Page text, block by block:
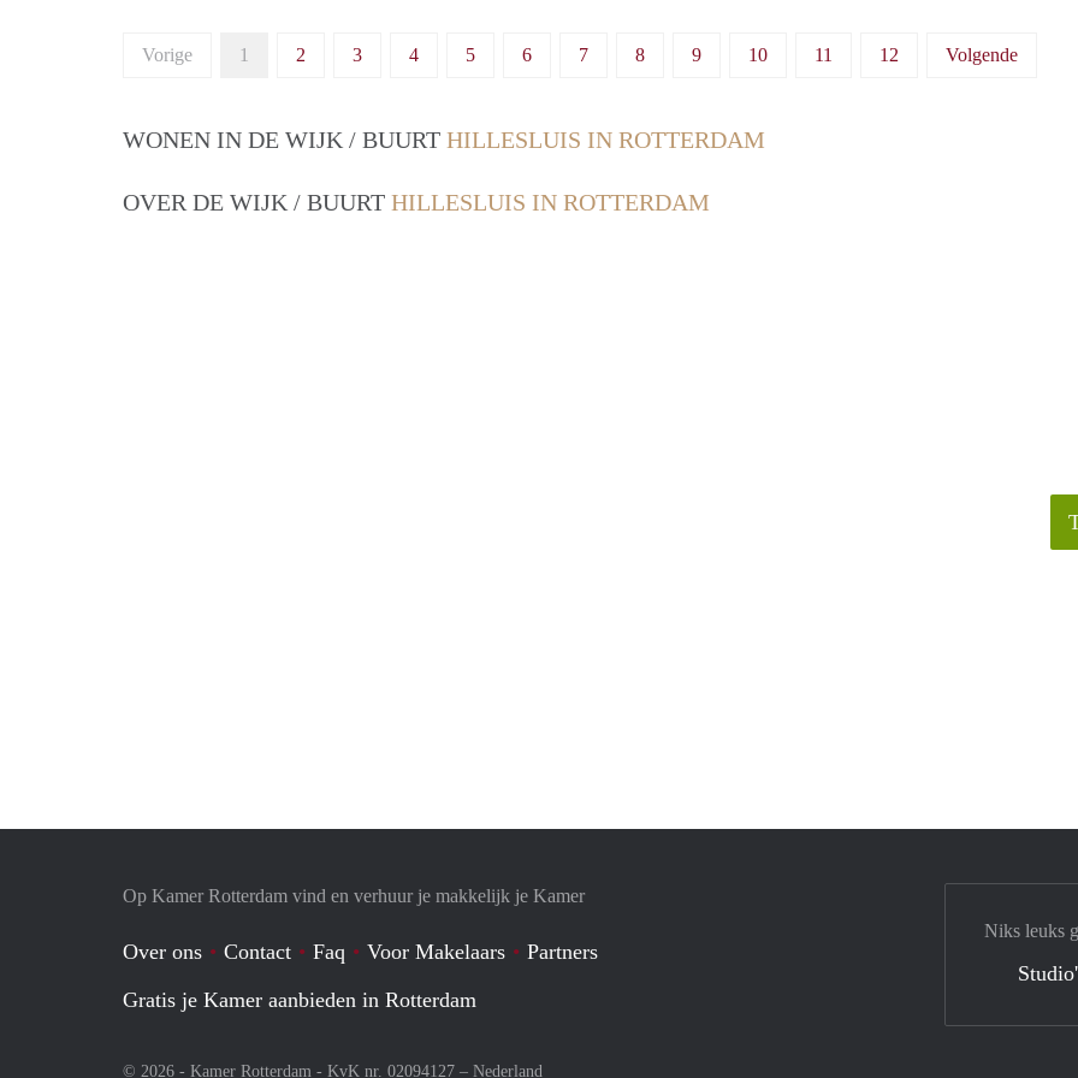
Vorige 1 2 3 4 5 6 7 8 9 10 11 12 Volgende
WONEN IN DE WIJK / BUURT HILLESLUIS IN ROTTERDAM
OVER DE WIJK / BUURT HILLESLUIS IN ROTTERDAM
Op Kamer Rotterdam vind en verhuur je makkelijk je Kamer
Over ons Contact Faq Voor Makelaars
Partners
Gratis je Kamer aanbieden in Rotterdam
© 2026 - Kamer Rotterdam - KvK nr. 02094127 – Nederland
Niks leuks